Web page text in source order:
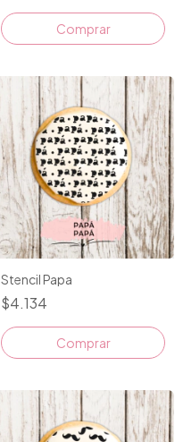
Stencil Papa
$4.134